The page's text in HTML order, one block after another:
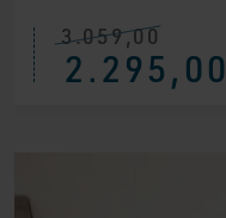
3.059,00
Ursprünglicher
Preis
war:
2.295,00
Aktueller
Preis
ist: